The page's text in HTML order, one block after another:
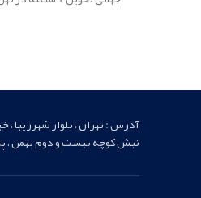
آدرس : تهران ، بلوار شهرزیبا ،
نبش کوچه بیست و دوم بهمن ،